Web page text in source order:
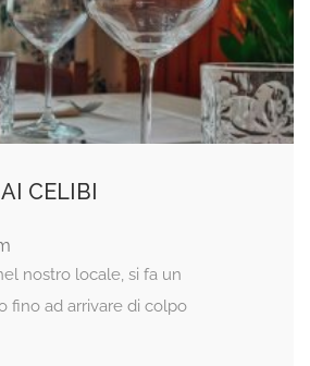
CELIBI
nostro locale, si fa un
fino ad arrivare di colpo